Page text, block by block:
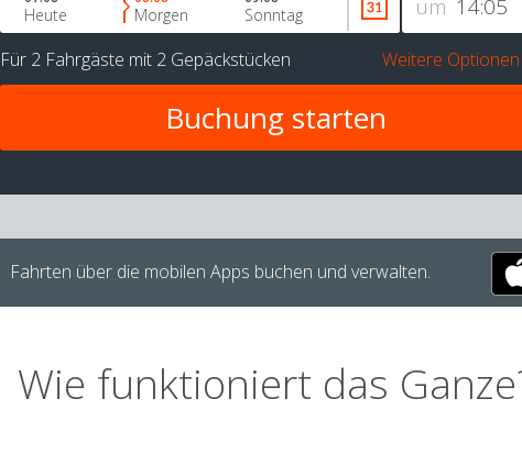
um
Heute Morgen Sonntag
Für 2 Fahrgäste mit 2 Gepäckstücken Weitere Optionen
Fahrten über die mobilen Apps buchen und verwalten.
Wie funktioniert das